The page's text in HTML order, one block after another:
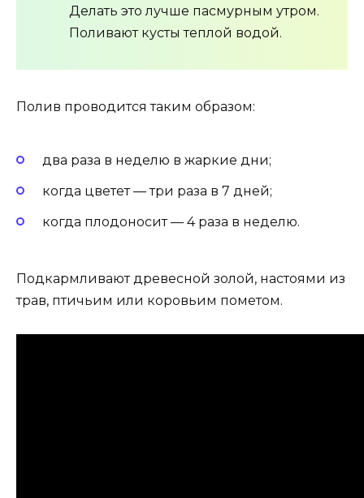
Делать это лучше пасмурным утром.
Поливают кусты теплой водой.
Полив проводится таким образом:
два раза в неделю в жаркие дни;
когда цветет — три раза в 7 дней;
когда плодоносит — 4 раза в неделю.
Подкармливают древесной золой, настоями из
трав, птичьим или коровьим пометом.